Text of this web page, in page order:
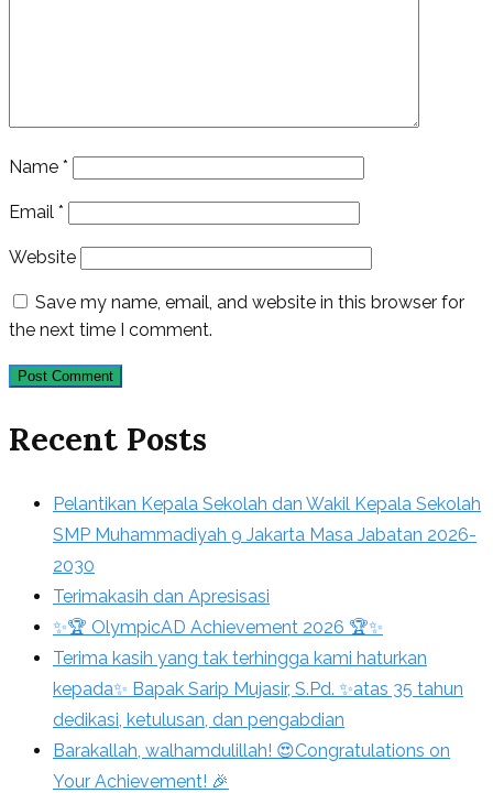
Name *
Email *
Website
Save my name, email, and website in this browser for
the next time I comment.
Recent Posts
Pelantikan Kepala Sekolah dan Wakil Kepala Sekolah
SMP Muhammadiyah 9 Jakarta Masa Jabatan 2026-
2030
Terimakasih dan Apresisasi
✨🏆 OlympicAD Achievement 2026 🏆✨
Terima kasih yang tak terhingga kami haturkan
kepada✨ Bapak Sarip Mujasir, S.Pd. ✨atas 35 tahun
dedikasi, ketulusan, dan pengabdian
Barakallah, walhamdulillah! 😍Congratulations on
Your Achievement! 🎉